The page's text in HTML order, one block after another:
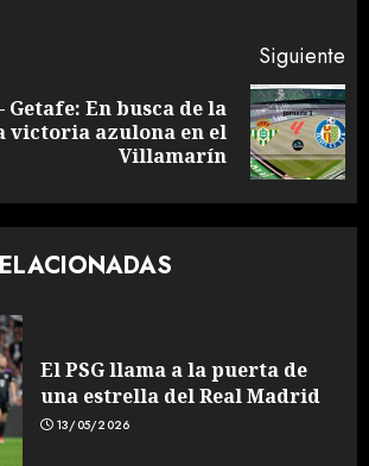
Siguiente
Getafe: En busca de la
victoria azulona en el
Villamarín
El PSG llama a la puerta de
una estrella del Real Madrid
13/05/2026